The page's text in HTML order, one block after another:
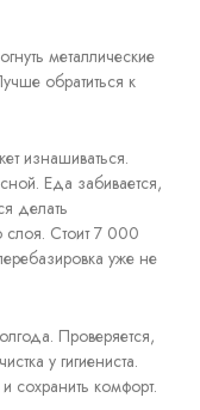
металлические
обратиться к
изнашиваться.
Еда забивается,
делать
слоя. Стоит 7 000
уже не
Проверяется,
у гигиениста.
сохранить комфорт.